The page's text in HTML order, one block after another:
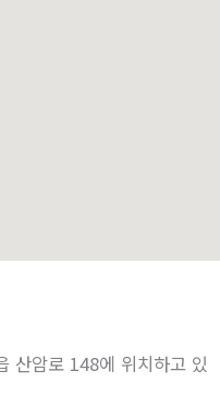
산암로 148에 위치하고 있